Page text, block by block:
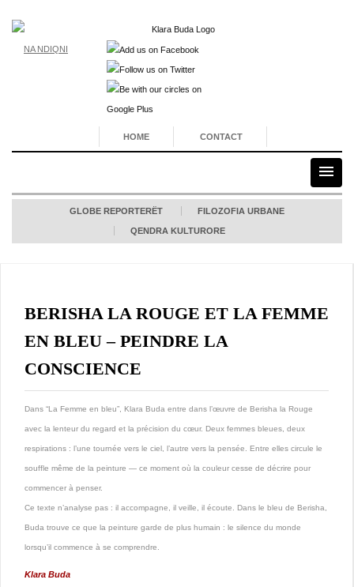
NA NDIQNI
HOME CONTACT
GLOBE REPORTERËT FILOZOFIA URBANE
QENDRA KULTURORE
BERISHA LA ROUGE ET LA FEMME
EN BLEU – PEINDRE LA
CONSCIENCE
Dans “La Femme en bleu”, Klara Buda entre dans l’œuvre de Berisha la Rouge
avec la lenteur du regard et la précision du cœur. Deux femmes bleues, deux
respirations : l’une tournée vers le ciel, l’autre vers la pensée. Entre elles circule le
souffle même de la peinture — ce moment où la couleur cesse de décrire pour
commencer à penser.
Ce texte n’analyse pas : il accompagne, il veille, il écoute. Dans le bleu de Berisha,
Buda trouve ce que la peinture garde de plus humain : le silence du monde
lorsqu’il commence à se comprendre.
Klara Buda